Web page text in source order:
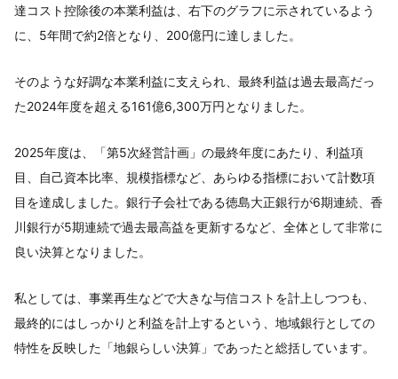
達コスト控除後の本業利益は、右下のグラフに示されているよう
に、5年間で約2倍となり、200億円に達しました。
そのような好調な本業利益に支えられ、最終利益は過去最高だっ
た2024年度を超える161億6,300万円となりました。
2025年度は、「第5次経営計画」の最終年度にあたり、利益項
目、自己資本比率、規模指標など、あらゆる指標において計数項
目を達成しました。銀行子会社である徳島大正銀行が6期連続、香
川銀行が5期連続で過去最高益を更新するなど、全体として非常に
良い決算となりました。
私としては、事業再生などで大きな与信コストを計上しつつも、
最終的にはしっかりと利益を計上するという、地域銀行としての
特性を反映した「地銀らしい決算」であったと総括しています。